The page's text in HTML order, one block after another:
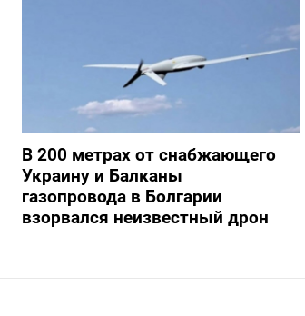
В 200 метрах от снабжающего
Украину и Балканы
газопровода в Болгарии
взорвался неизвестный дрон